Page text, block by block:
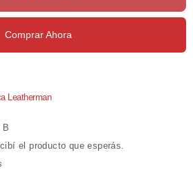
Comprar Ahora
Leatherman
B
el producto que esperás.